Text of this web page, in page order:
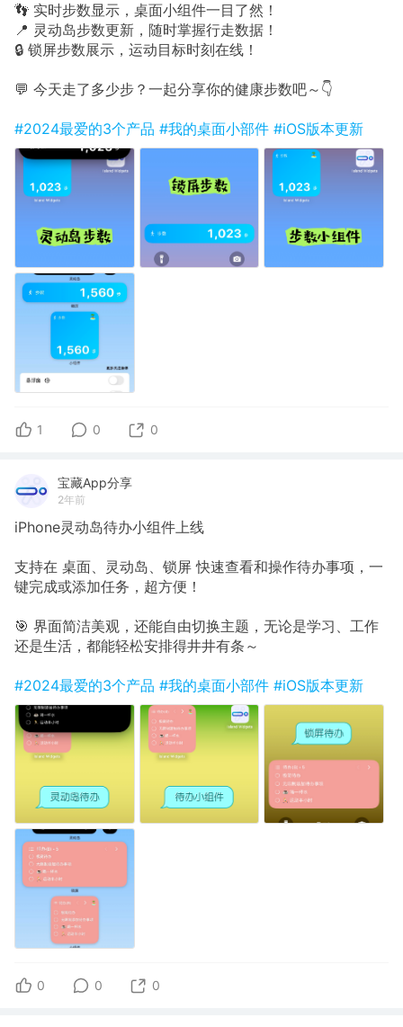
👣 实时步数显示，桌面小组件一目了然！
📍 灵动岛步数更新，随时掌握行走数据！
🔒 锁屏步数展示，运动目标时刻在线！
💬 今天走了多少步？一起分享你的健康步数吧～👇
#2024最爱的3个产品 #我的桌面小部件 #iOS版本更新
1 0 0
宝藏App分享
2年前
iPhone灵动岛待办小组件上线
支持在 桌面、灵动岛、锁屏 快速查看和操作待办事项，一
键完成或添加任务，超方便！
🎯 界面简洁美观，还能自由切换主题，无论是学习、工作
还是生活，都能轻松安排得井井有条～
#2024最爱的3个产品 #我的桌面小部件 #iOS版本更新
0 0 0